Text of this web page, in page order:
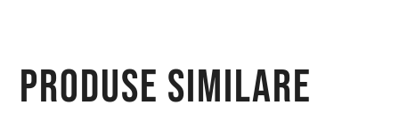
Produse similare